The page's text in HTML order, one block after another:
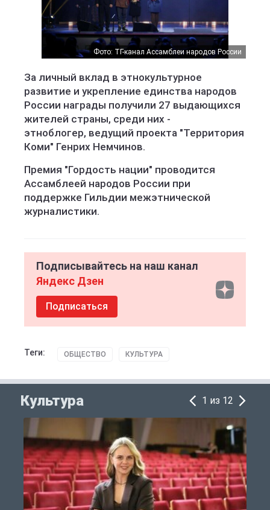
Фото: ТГ-канал Ассамблеи народов России
За личный вклад в этнокультурное
развитие и укрепление единства народов
России награды получили 27 выдающихся
жителей страны, среди них -
этноблогер, ведущий проекта "Территория
Коми" Генрих Немчинов.
Премия "Гордость нации" проводится
Ассамблеей народов России при
поддержке Гильдии межэтнической
журналистики.
Подписывайтесь на наш канал
Яндекс Дзен
Подписаться
Теги: ОБЩЕСТВО КУЛЬТУРА
Культура 1 из 12